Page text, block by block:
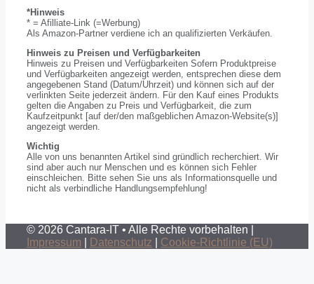
*Hinweis
* = Afilliate-Link (=Werbung)
Als Amazon-Partner verdiene ich an qualifizierten Verkäufen.
Hinweis zu Preisen und Verfügbarkeiten
Hinweis zu Preisen und Verfügbarkeiten Sofern Produktpreise
und Verfügbarkeiten angezeigt werden, entsprechen diese dem
angegebenen Stand (Datum/Uhrzeit) und können sich auf der
verlinkten Seite jederzeit ändern. Für den Kauf eines Produkts
gelten die Angaben zu Preis und Verfügbarkeit, die zum
Kaufzeitpunkt [auf der/den maßgeblichen Amazon-Website(s)]
angezeigt werden.
Wichtig
Alle von uns benannten Artikel sind gründlich recherchiert. Wir
sind aber auch nur Menschen und es können sich Fehler
einschleichen. Bitte sehen Sie uns als Informationsquelle und
nicht als verbindliche Handlungsempfehlung!
© 2026 Cantara-IT • Alle Rechte vorbehalten |
Impressum
Datenschutz Cookie-Richtlinie (EU)